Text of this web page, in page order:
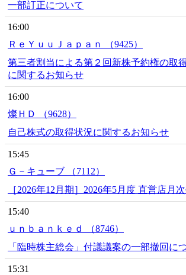
一部訂正について
16:00
ＲｅＹｕｕＪａｐａｎ （9425）
第三者割当による第２回新株予約権の取
に関するお知らせ
16:00
燦ＨＤ （9628）
自己株式の取得状況に関するお知らせ
15:45
Ｇ－キューブ （7112）
［2026年12月期］2026年5月度 直営店月
15:40
ｕｎｂａｎｋｅｄ （8746）
「臨時株主総会」付議議案の一部撤回に
15:31